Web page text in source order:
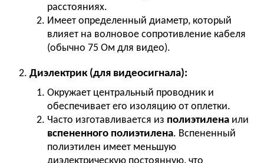
расстояниях.
Имеет определенный диаметр, который
влияет на волновое сопротивление кабеля
(обычно 75 Ом для видео).
Диэлектрик (для видеосигнала):
Окружает центральный проводник и
обеспечивает его изоляцию от оплетки.
Часто изготавливается из полиэтилена или
вспененного полиэтилена. Вспененный
полиэтилен имеет меньшую